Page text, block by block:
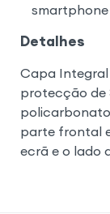
smartphone
Detalhes
Capa Integral
protecção de
parte frontal
ecrã e o lado